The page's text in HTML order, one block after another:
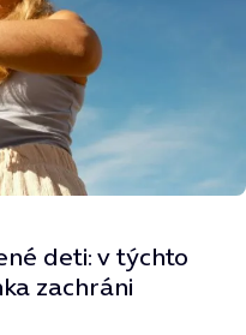
deti: v týchto
zachráni